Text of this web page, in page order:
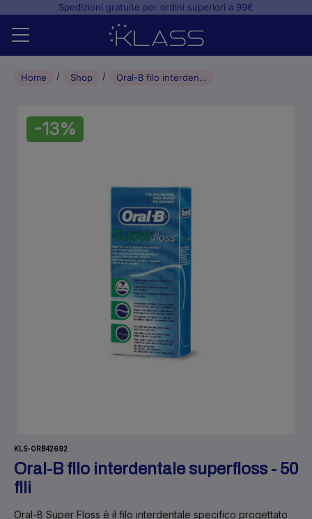
Spedizioni gratuite per ordini superiori a 99€
Home
Studio odontoiatrico
Home Shop Oral-B filo interdentale superfloss – 50 fili
-13%
KLS-ORB42692
Oral-B filo interdentale superfloss - 50
fili
Oral-B Super Floss è il filo interdentale specifico progettato